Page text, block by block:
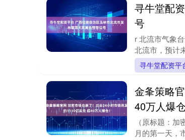
寻牛堂配
号
r 北流市气象
北流市，预计
寻牛堂配资平
金夆策略
40万人爆仓
（原标题：
月的第一天，